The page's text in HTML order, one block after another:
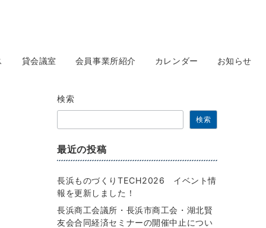
貸会議室 会員事業所紹介 カレンダー お知らせ
検索
検索
最近の投稿
長浜ものづくりTECH2026 イベント情
報を更新しました！
長浜商工会議所・長浜市商工会・湖北賢
友会合同経済セミナーの開催中止につい